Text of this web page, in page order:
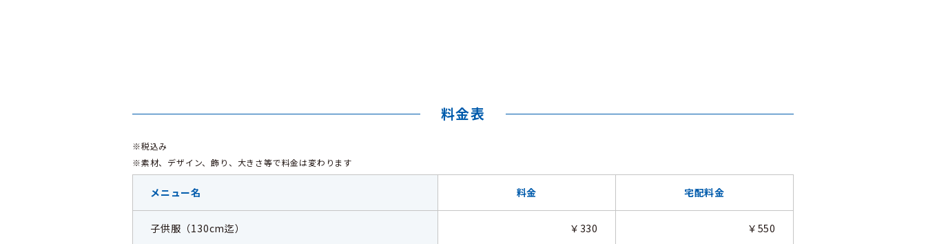
料金表
※税込み
※素材、デザイン、飾り、大きさ等で料金は変わります
メニュー名 料金 宅配料金
子供服（130cm迄） ￥330 ￥550